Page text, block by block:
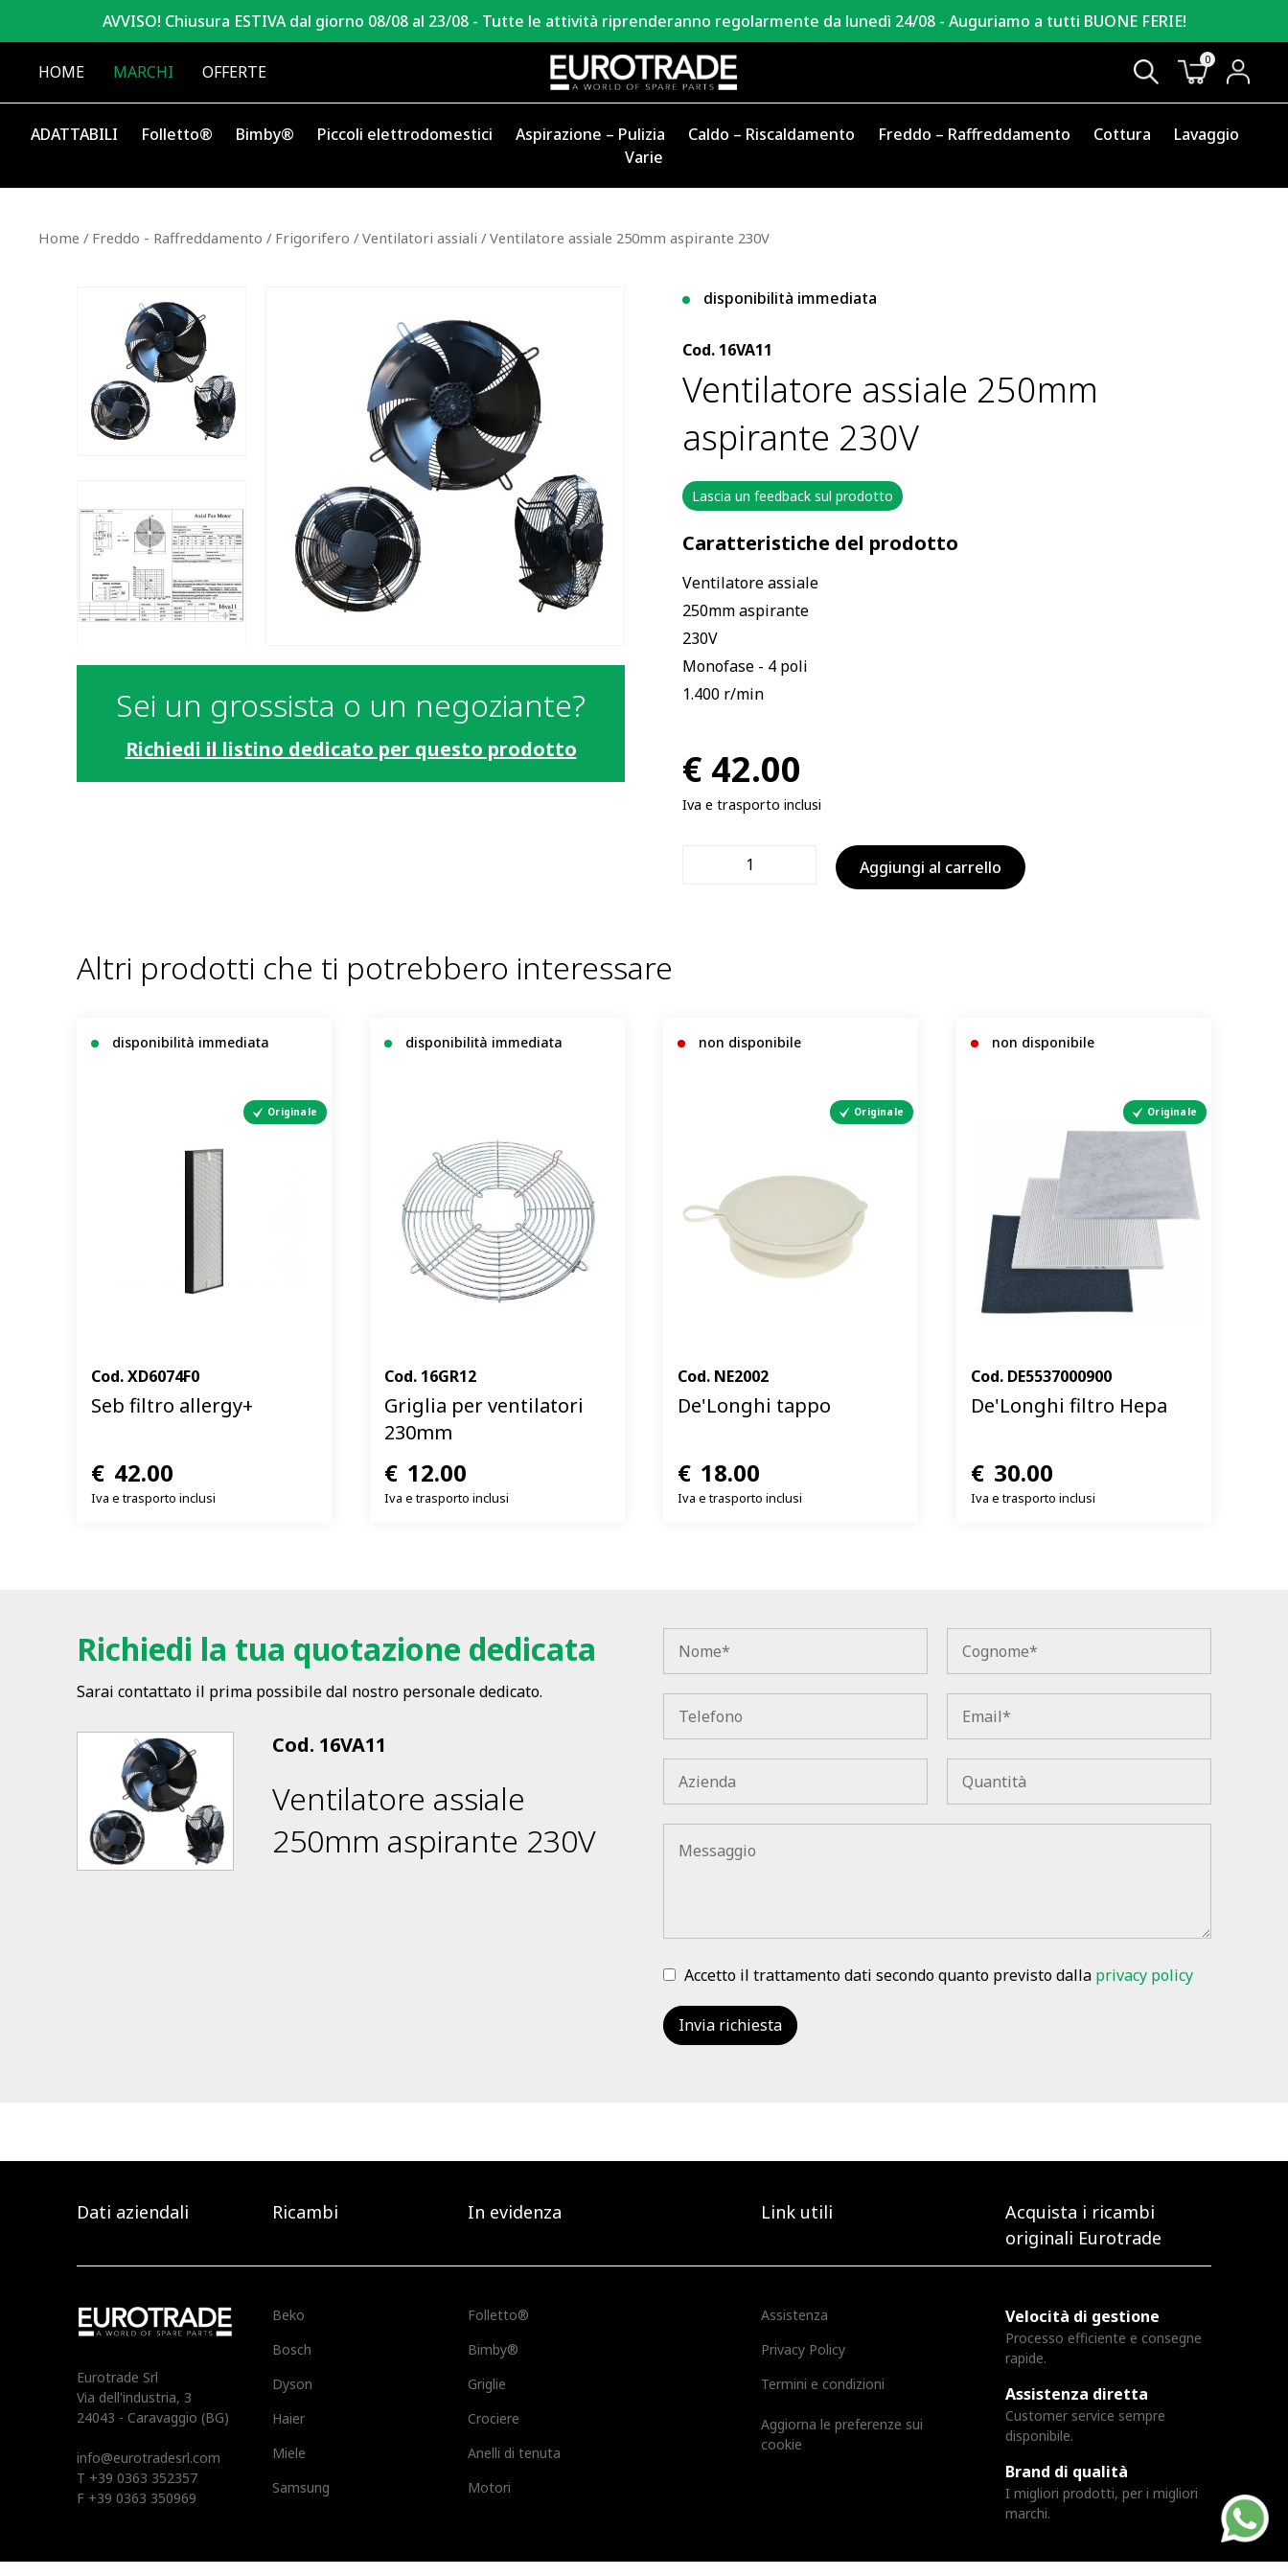
AVVISO! Chiusura ESTIVA dal giorno 08/08 al 23/08 - Tutte le attività riprenderanno regolarmente da lunedì 24/08 - Auguriamo a tutti BUONE FERIE!
HOME MARCHI OFFERTE
0
ADATTABILI Folletto® Bimby® Piccoli elettrodomestici Aspirazione – Pulizia Caldo – Riscaldamento Freddo – Raffreddamento Cottura
Lavaggio
Varie
Home / Freddo - Raffreddamento / Frigorifero / Ventilatori assiali / Ventilatore assiale 250mm aspirante 230V
Sei un grossista o un negoziante?
Richiedi il listino dedicato per questo prodotto
disponibilità immediata
Cod. 16VA11
Ventilatore assiale 250mm
aspirante 230V
Lascia un feedback sul prodotto
Caratteristiche del prodotto
Ventilatore assiale
250mm aspirante
230V
Monofase - 4 poli
1.400 r/min
Iva e trasporto inclusi
€ 42.00
Aggiungi al carrello
Altri prodotti che ti potrebbero interessare
disponibilità immediata
Originale
Cod.XD6074F0
Seb filtro allergy+
€ 42.00
Iva e trasporto inclusi
disponibilità immediata
Cod. 16GR12
Griglia per ventilatori
230mm
€ 12.00
Iva e trasporto inclusi
non disponibile
Originale
Cod. NE2002
De'Longhi tappo
€ 18.00
Iva e trasporto inclusi
non disponibile
Originale
Cod. DE5537000900
De'Longhi filtro Hepa
€ 30.00
Iva e trasporto inclusi
Richiedi la tua quotazione dedicata
Sarai contattato il prima possibile dal nostro personale dedicato.
Cod. 16VA11
Ventilatore assiale
250mm aspirante 230V
Accetto il trattamento dati secondo quanto previsto dalla privacy policy
Dati aziendali Ricambi In evidenza Link utili
Acquista i ricambi
originali Eurotrade
Eurotrade Srl
Via dell'industria, 3
24043 - Caravaggio (BG)
info@eurotradesrl.com
T +39 0363 352357
F +39 0363 350969
Beko
Bosch
Dyson
Haier
Miele
Samsung
Folletto®
Bimby®
Griglie
Crociere
Anelli di tenuta
Motori
Assistenza
Privacy Policy
Termini e condizioni
Aggiorna le preferenze sui
cookie
Velocità di gestione
Processo efficiente e consegne
rapide.
Assistenza diretta
Customer service sempre
disponibile.
Brand di qualità
I migliori prodotti, per i migliori
marchi.